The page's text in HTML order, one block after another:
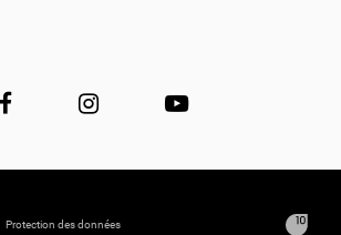
Protection des données